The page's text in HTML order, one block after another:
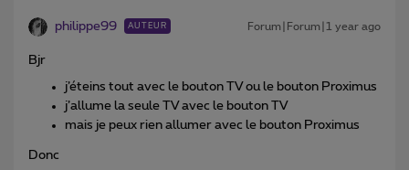
philippe99 AUTEUR Forum|Forum|1 year ago
Bjr
j’éteins tout avec le bouton TV ou le bouton Proximus
j’allume la seule TV avec le bouton TV
mais je peux rien allumer avec le bouton Proximus
Donc